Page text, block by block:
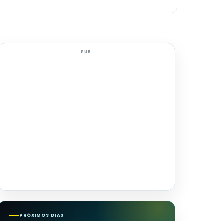
PUB
PRÓXIMOS DIAS